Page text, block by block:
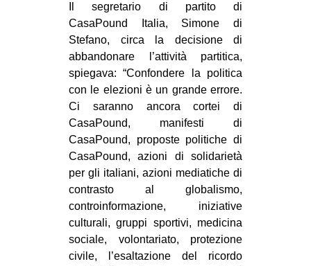
ms
SEARCH
Il segretario di partito di
CasaPound Italia, Simone di
Stefano, circa la decisione di
abbandonare l’attività partitica,
spiegava: “Confondere la politica
con le elezioni è un grande errore.
Ci saranno ancora cortei di
CasaPound, manifesti di
CasaPound, proposte politiche di
CasaPound, azioni di solidarietà
per gli italiani, azioni mediatiche di
contrasto al globalismo,
controinformazione, iniziative
culturali, gruppi sportivi, medicina
sociale, volontariato, protezione
civile, l’esaltazione del ricordo